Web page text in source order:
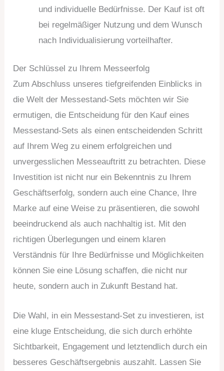
und individuelle Bedürfnisse. Der Kauf ist oft
bei regelmäßiger Nutzung und dem Wunsch
nach Individualisierung vorteilhafter.
Der Schlüssel zu Ihrem Messeerfolg
Zum Abschluss unseres tiefgreifenden Einblicks in
die Welt der Messestand-Sets möchten wir Sie
ermutigen, die Entscheidung für den Kauf eines
Messestand-Sets als einen entscheidenden Schritt
auf Ihrem Weg zu einem erfolgreichen und
unvergesslichen Messeauftritt zu betrachten. Diese
Investition ist nicht nur ein Bekenntnis zu Ihrem
Geschäftserfolg, sondern auch eine Chance, Ihre
Marke auf eine Weise zu präsentieren, die sowohl
beeindruckend als auch nachhaltig ist. Mit den
richtigen Überlegungen und einem klaren
Verständnis für Ihre Bedürfnisse und Möglichkeiten
können Sie eine Lösung schaffen, die nicht nur
heute, sondern auch in Zukunft Bestand hat.
Die Wahl, in ein Messestand-Set zu investieren, ist
eine kluge Entscheidung, die sich durch erhöhte
Sichtbarkeit, Engagement und letztendlich durch ein
besseres Geschäftsergebnis auszahlt. Lassen Sie